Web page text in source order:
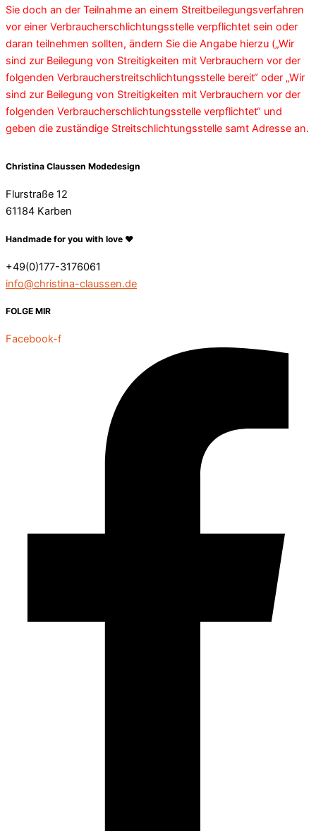
Sie doch an der Teilnahme an einem Streitbeilegungsverfahren
vor einer Verbraucherschlichtungsstelle verpflichtet sein oder
daran teilnehmen sollten, ändern Sie die Angabe hierzu („Wir
sind zur Beilegung von Streitigkeiten mit Verbrauchern vor der
folgenden Verbraucherstreitschlichtungsstelle bereit“ oder „Wir
sind zur Beilegung von Streitigkeiten mit Verbrauchern vor der
folgenden Verbraucherschlichtungsstelle verpflichtet“ und
geben die zuständige Streitschlichtungsstelle samt Adresse an.
Christina Claussen Modedesign
Flurstraße 12
61184 Karben
Handmade for you with love ❤️
+49(0)177-3176061
info@christina-claussen.de
FOLGE MIR
Facebook-f